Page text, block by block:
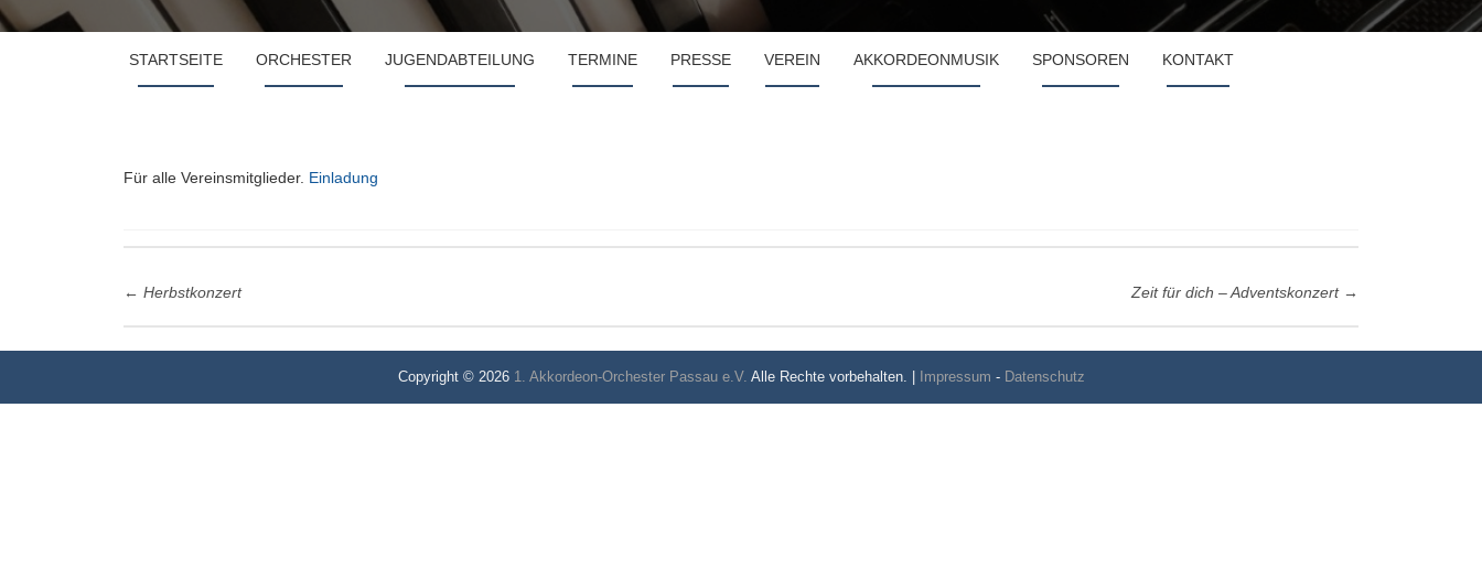
STARTSEITE ORCHESTER JUGENDABTEILUNG TERMINE PRESSE VEREIN AKKORDEONMUSIK SPONSOREN KONTAKT
Für alle Vereinsmitglieder. Einladung
navigation
← Herbstkonzert Zeit für dich – Adventskonzert →
Copyright © 2026 1. Akkordeon-Orchester Passau e.V. Alle Rechte vorbehalten. | Impressum - Datenschutz